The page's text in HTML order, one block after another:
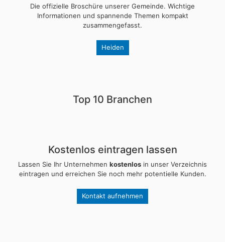
Die offizielle Broschüre unserer Gemeinde. Wichtige
Informationen und spannende Themen kompakt
zusammengefasst.
Heiden
Top 10 Branchen
Kostenlos eintragen lassen
Lassen Sie Ihr Unternehmen kostenlos in unser Verzeichnis
eintragen und erreichen Sie noch mehr potentielle Kunden.
Kontakt aufnehmen